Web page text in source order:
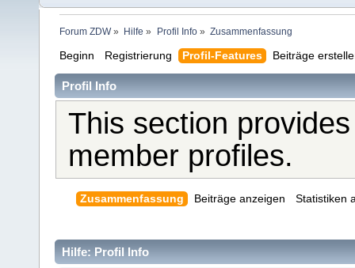
Forum ZDW» Hilfe » Profil Info» Zusammenfassung
Beginn Registrierung Profil-Features Beiträge
Profil Info
This section
member profiles.
Zusammenfassung Beiträge anzeigen Statistiken
Hilfe: Profil Info